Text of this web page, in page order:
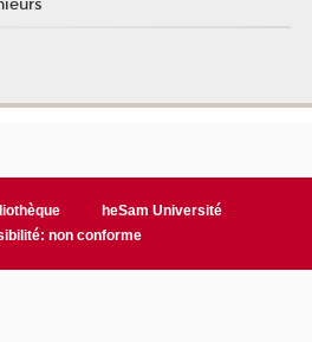
heSam Université
non conforme